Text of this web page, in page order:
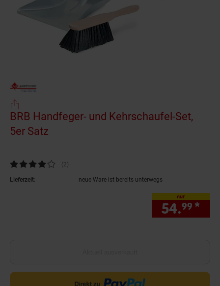
BRB Handfeger- und Kehrschaufel-Set,
5er Satz
Kundenbewertung: 4 von 5 Sternen
(2Kundenbewertungen
)
Lieferzeit: neue Ware ist bereits unterwegs
nur
54.99 *